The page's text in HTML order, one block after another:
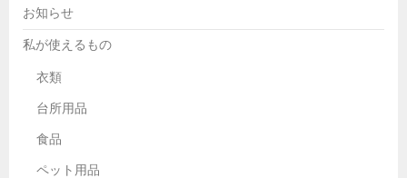
お知らせ
私が使えるもの
衣類
台所用品
食品
ペット用品